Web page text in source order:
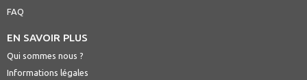
FAQ
EN SAVOIR PLUS
Qui sommes nous ?
Informations légales